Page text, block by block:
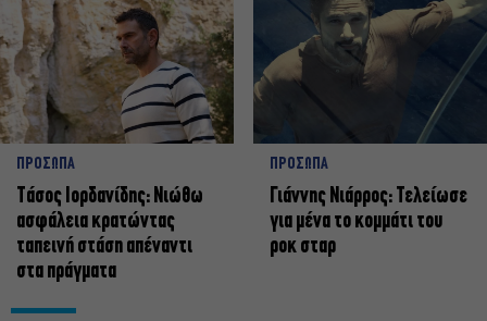
ΠΡΟΣΩΠΑ
Tάσος Ιορδανίδης: Νιώθω
ασφάλεια κρατώντας
ταπεινή στάση απέναντι
στα πράγματα
ΠΡΟΣΩΠΑ
Γιάννης Νιάρρος: Τελείωσε
για μένα το κομμάτι του
ροκ σταρ